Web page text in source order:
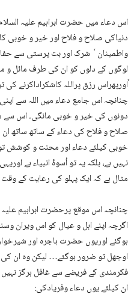
اس دعاء میں حضرت ابراہیم علیہ
دنیاکی صلاح و فلاح اور خیر و خوبی
واطمینان ٗ شرک اور بت پرستی سے
لوگوں کے دلوں کو ان کی طرف مائل و
ٗاورپھراس رزق پراللہ کاشکراداکرنے
چنانچہ اس جامع دعاء میں اللہ سے
دونوں کی خیر و خوبی مانگی۔ اس سے
صلاح و فلاح کی دعاء کے ساتھ ساتھ
خوبی کیلئے دعاء اور محنت و کوشش
نہیں ہے، بلکہ یہ تو اُسوۂ انبیاء ہے
مثال ہے کہ ایک پہلو کی رعایت کے وقت
چنانچہ اس موقع پرحضرت ابراہیم
اگرچہ اپنے اہل و عیال کو اس ویران
ہوگئے اوریوں حضرت ہاجرہ اور
اوجھل تو ضرور ہوگئے… لیکن وہ ان کی
فکرمندی کے فریضے سے غافل ہرگز نہیں
ان کیلئے یوں دعاء وفریادکی: